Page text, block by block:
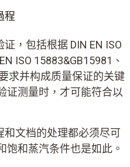
程
，包括根据 DIN EN ISO
ISO 15883&GB15981、
求并构成质量保证的关键
证测量时，才可能符合以
文档的处理都必须尽可
饱和蒸汽条件也是如此。